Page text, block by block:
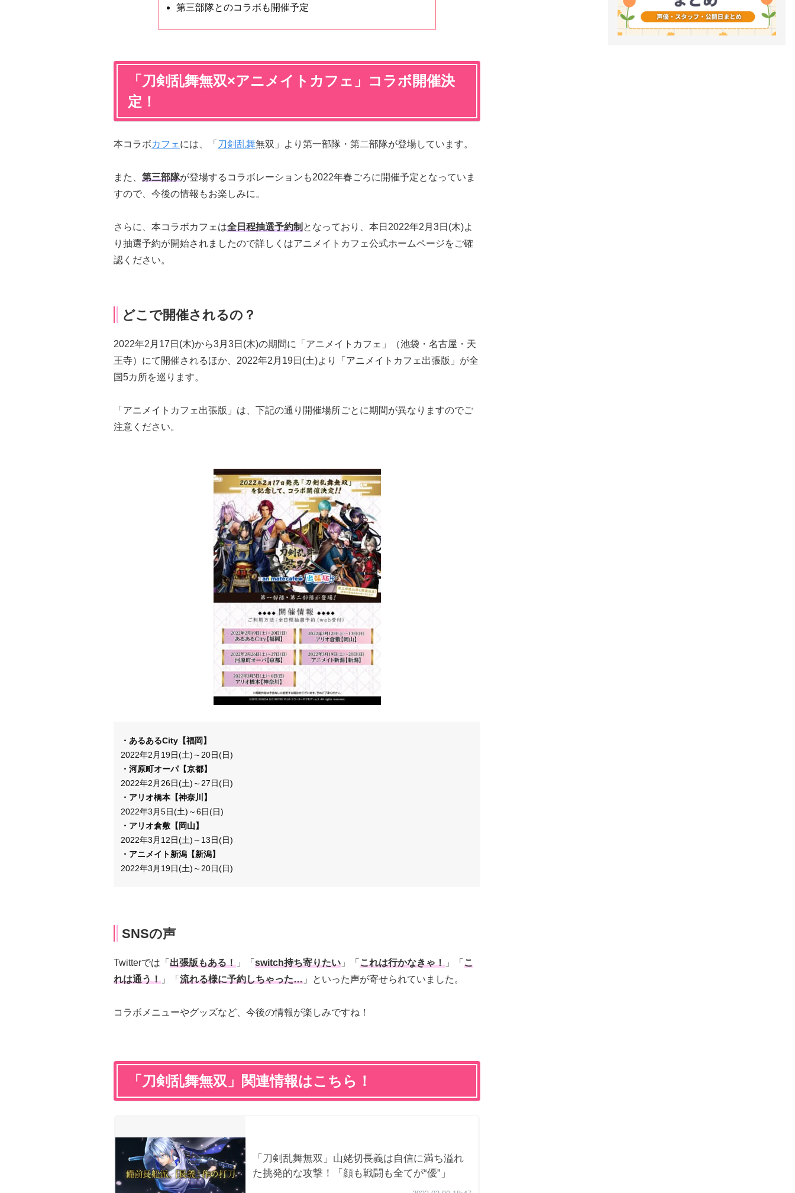
第三部隊とのコラボも開催予定
「刀剣乱舞無双×アニメイトカフェ」コラボ開催決
定！
本コラボカフェには、「 刀剣乱舞無双」より第一部隊・第二部隊が登場しています。
また、 第三部隊が登場するコラボレーションも2022年春ごろに開催予定となっていま
すので、今後の情報もお楽しみに。
さらに、本コラボカフェは全日程抽選予約制となっており、本日2022年2月3日(木)よ
り抽選予約が開始されましたので詳しくはアニメイトカフェ公式ホームページをご確
認ください。
どこで開催されるの？
2022年2月17日(木)から3月3日(木)の期間に「アニメイトカフェ」（池袋・名古屋・天
王寺）にて開催されるほか、2022年2月19日(土)より「アニメイトカフェ出張版」が全
国5カ所を巡ります。
「アニメイトカフェ出張版」は、下記の通り開催場所ごとに期間が異なりますのでご
注意ください。
・あるあるCity【福岡】
2022年2月19日(土)～20日(日)
・河原町オーパ【京都】
2022年2月26日(土)～27日(日)
・アリオ橋本【神奈川】
2022年3月5日(土)～6日(日)
・アリオ倉敷【岡山】
2022年3月12日(土)～13日(日)
・アニメイト新潟【新潟】
2022年3月19日(土)～20日(日)
SNSの声
Twitterでは「 出張版もある！ 」「 switch持ち寄りたい 」「 これは行かなきゃ！ 」「 こ
れは通う！ 」「 流れる様に予約しちゃった… 」といった声が寄せられていました。
コラボメニューやグッズなど、今後の情報が楽しみですね！
「刀剣乱舞無双」関連情報はこちら！